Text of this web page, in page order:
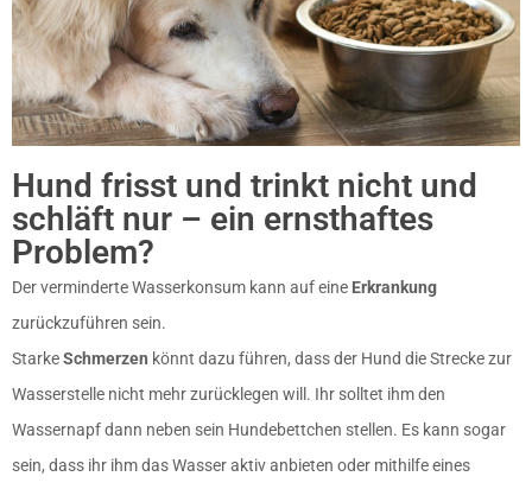
Hund frisst und trinkt nicht und
schläft nur – ein ernsthaftes
Problem?
Der verminderte Wasserkonsum kann auf eine Erkrankung
zurückzuführen sein.
StarkeSchmerzen könnt dazu führen, dass der Hund die Strecke zur
Wasserstelle nicht mehr zurücklegen will. Ihr solltet ihm den
Wassernapf dann neben sein Hundebettchen stellen. Es kann sogar
sein, dass ihr ihm das Wasser aktiv anbieten oder mithilfe eines